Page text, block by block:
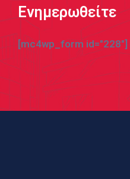
Ενημερωθείτε
[mc4wp_form id="228"]